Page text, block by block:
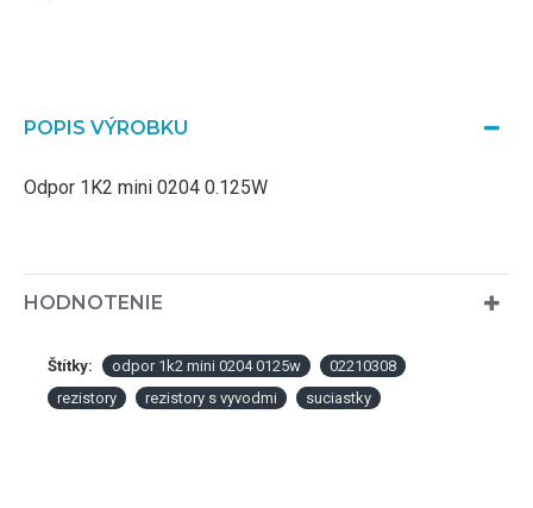
POPIS VÝROBKU
Odpor 1K2 mini 0204 0.125W
HODNOTENIE
Štítky: odpor 1k2 mini 0204 0125w
02210308
rezistory
rezistory s vyvodmi suciastky